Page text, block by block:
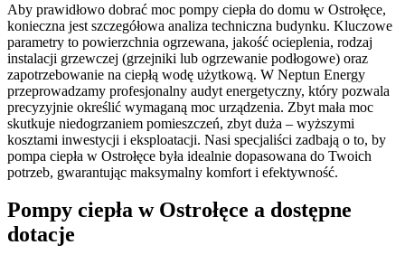
Aby prawidłowo dobrać moc pompy ciepła do domu w Ostrołęce,
konieczna jest szczegółowa analiza techniczna budynku. Kluczowe
parametry to powierzchnia ogrzewana, jakość ocieplenia, rodzaj
instalacji grzewczej (grzejniki lub ogrzewanie podłogowe) oraz
zapotrzebowanie na ciepłą wodę użytkową. W Neptun Energy
przeprowadzamy profesjonalny audyt energetyczny, który pozwala
precyzyjnie określić wymaganą moc urządzenia. Zbyt mała moc
skutkuje niedogrzaniem pomieszczeń, zbyt duża – wyższymi
kosztami inwestycji i eksploatacji. Nasi specjaliści zadbają o to, by
pompa ciepła w Ostrołęce była idealnie dopasowana do Twoich
potrzeb, gwarantując maksymalny komfort i efektywność.
Pompy ciepła w Ostrołęce a dostępne
dotacje